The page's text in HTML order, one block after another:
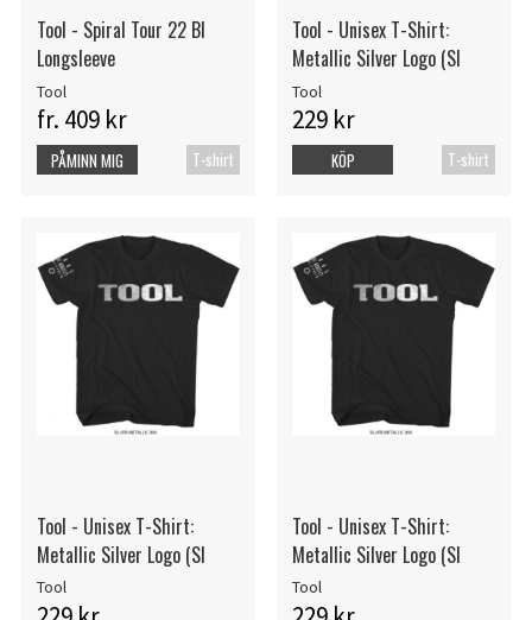
Tool - Spiral Tour 22 Bl
Longsleeve
Tool
fr. 409 kr
T-shirt
PÅMINN MIG
Tool - Unisex T-Shirt:
Metallic Silver Logo (Sl
Tool
229 kr
T-shirt
KÖP
Tool - Unisex T-Shirt:
Metallic Silver Logo (Sl
Tool
Tool - Unisex T-Shirt:
Metallic Silver Logo (Sl
Tool